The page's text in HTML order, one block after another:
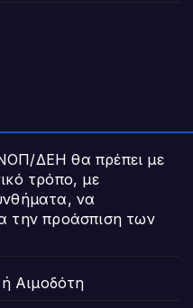
ΔΕΗ θα πρέπει με
τρόπο, με
να
την προάσπιση των
Αιμοδότη